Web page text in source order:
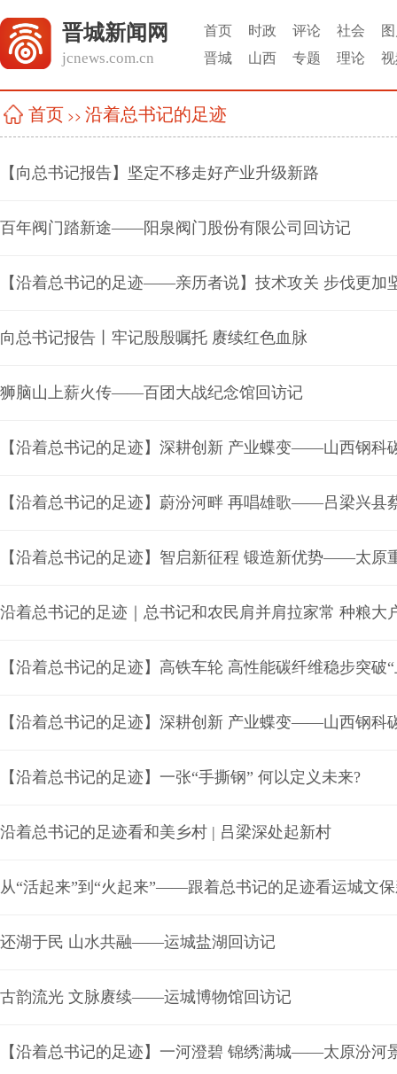
晋城新闻网
jcnews.com.cn
首页 时政 评论 社会
晋城
山西 专题 理论
首页 >> 沿着总书记的足迹
【向总书记报告】坚定不移走好产业升级新路
百年阀门踏新途——阳泉阀门股份有限公司回访记
【沿着总书记的足迹——亲历者说】技术攻关 步伐更加
向总书记报告丨牢记殷殷嘱托 赓续红色血脉
狮脑山上薪火传——百团大战纪念馆回访记
【沿着总书记的足迹】深耕创新 产业蝶变——山西钢科
【沿着总书记的足迹】蔚汾河畔 再唱雄歌——吕梁兴县
【沿着总书记的足迹】智启新征程 锻造新优势——太原
沿着总书记的足迹｜总书记和农民肩并肩拉家常 种粮大
【沿着总书记的足迹】高铁车轮 高性能碳纤维稳步突破
【沿着总书记的足迹】深耕创新 产业蝶变——山西钢科
【沿着总书记的足迹】一张“手撕钢” 何以定义未来?
沿着总书记的足迹看和美乡村 | 吕梁深处起新村
从“活起来”到“火起来”——跟着总书记的足迹看运城文
还湖于民 山水共融——运城盐湖回访记
古韵流光 文脉赓续——运城博物馆回访记
【沿着总书记的足迹】一河澄碧 锦绣满城——太原汾河